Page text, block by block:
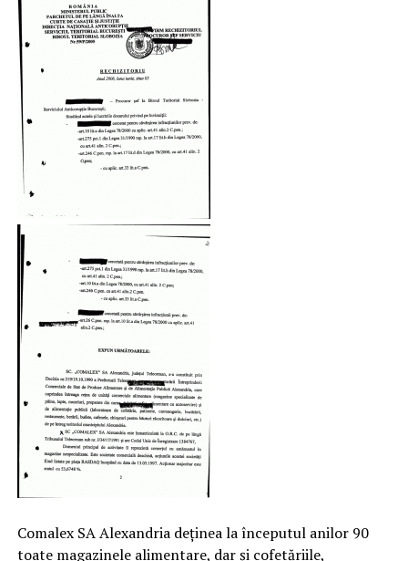
Comalex SA Alexandria deținea la începutul anilor 90
toate magazinele alimentare, dar și cofetăriile,